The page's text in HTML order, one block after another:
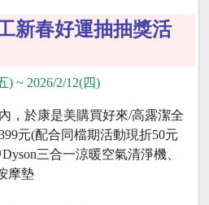
新春好運抽抽獎活
) ~ 2026/2/12(四)
，於康是美購買好來/高露潔全
元(配合同檔期活動現折50元
三合一涼暖空氣清淨機、
摩墊